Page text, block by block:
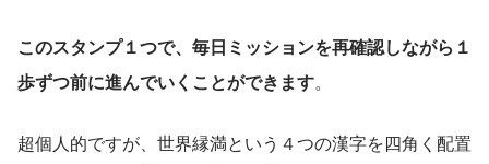
このスタンプ１つで、毎日ミッションを再確認しながら１
歩ずつ前に進んでいくことができます。
超個人的ですが、世界縁満という４つの漢字を四角く配置